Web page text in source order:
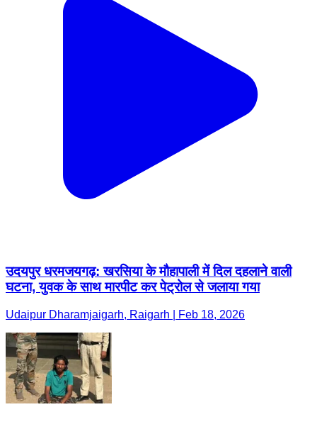
उदयपुर धरमजयगढ़: खरसिया के मौहापाली में दिल दहलाने वाली
घटना, युवक के साथ मारपीट कर पेट्रोल से जलाया गया
Udaipur Dharamjaigarh, Raigarh | Feb 18, 2026